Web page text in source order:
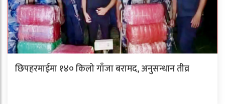
छिपहरमाईमा १४० किलो गाँजा बरामद, अनुसन्धान तीव्र